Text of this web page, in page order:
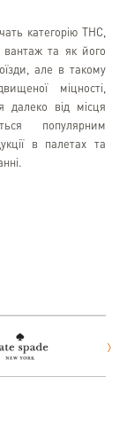
категорію ТНС,
та як його
але в такому
міцності,
далеко від місця
популярним
в палетах та